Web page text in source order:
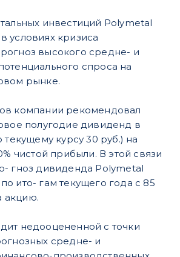
инвестиций Polymetal
условиях кризиса
высокого средне- и
спроса на
рынке.
компании рекомендовал
полугодие дивиденд в
курсу 30 руб.) на
чистой прибыли. В этой связи
гноз дивиденда Polymetal
ито- гам текущего года с 85
акцию.
недооцененной с точки
средне- и